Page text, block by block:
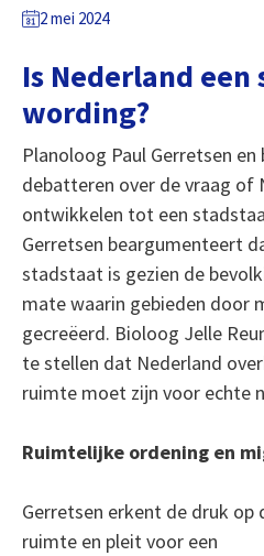
2 mei 2024
Is Nederland een
wording?
Planoloog Paul Gerretsen
debatteren over de vraag of
ontwikkelen tot een
Gerretsen beargumenteert
stadstaat is gezien de
mate waarin gebieden door
gecreëerd. Bioloog Jelle
te stellen dat Nederland
ruimte moet zijn voor echte
Ruimtelijke ordening en
Gerretsen erkent de druk op
ruimte en pleit voor een